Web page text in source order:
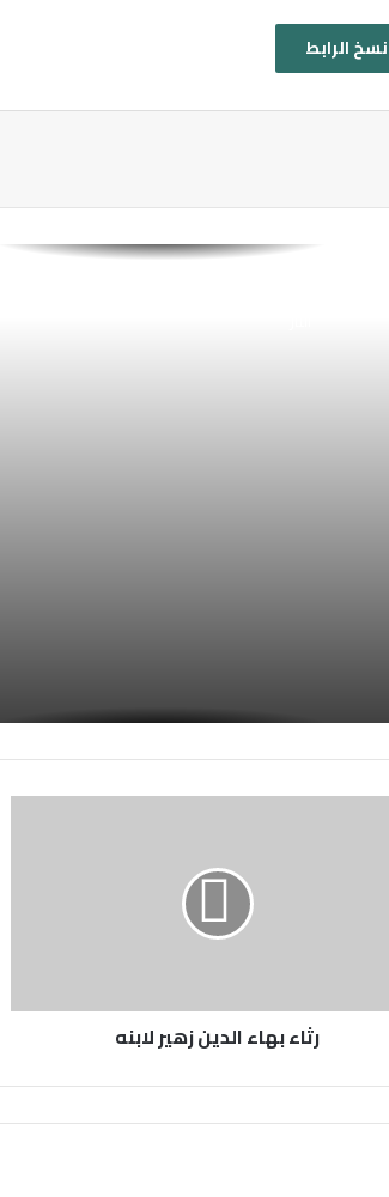
نسخ الرابط
رثاء بهاء الدين زهير لابنه